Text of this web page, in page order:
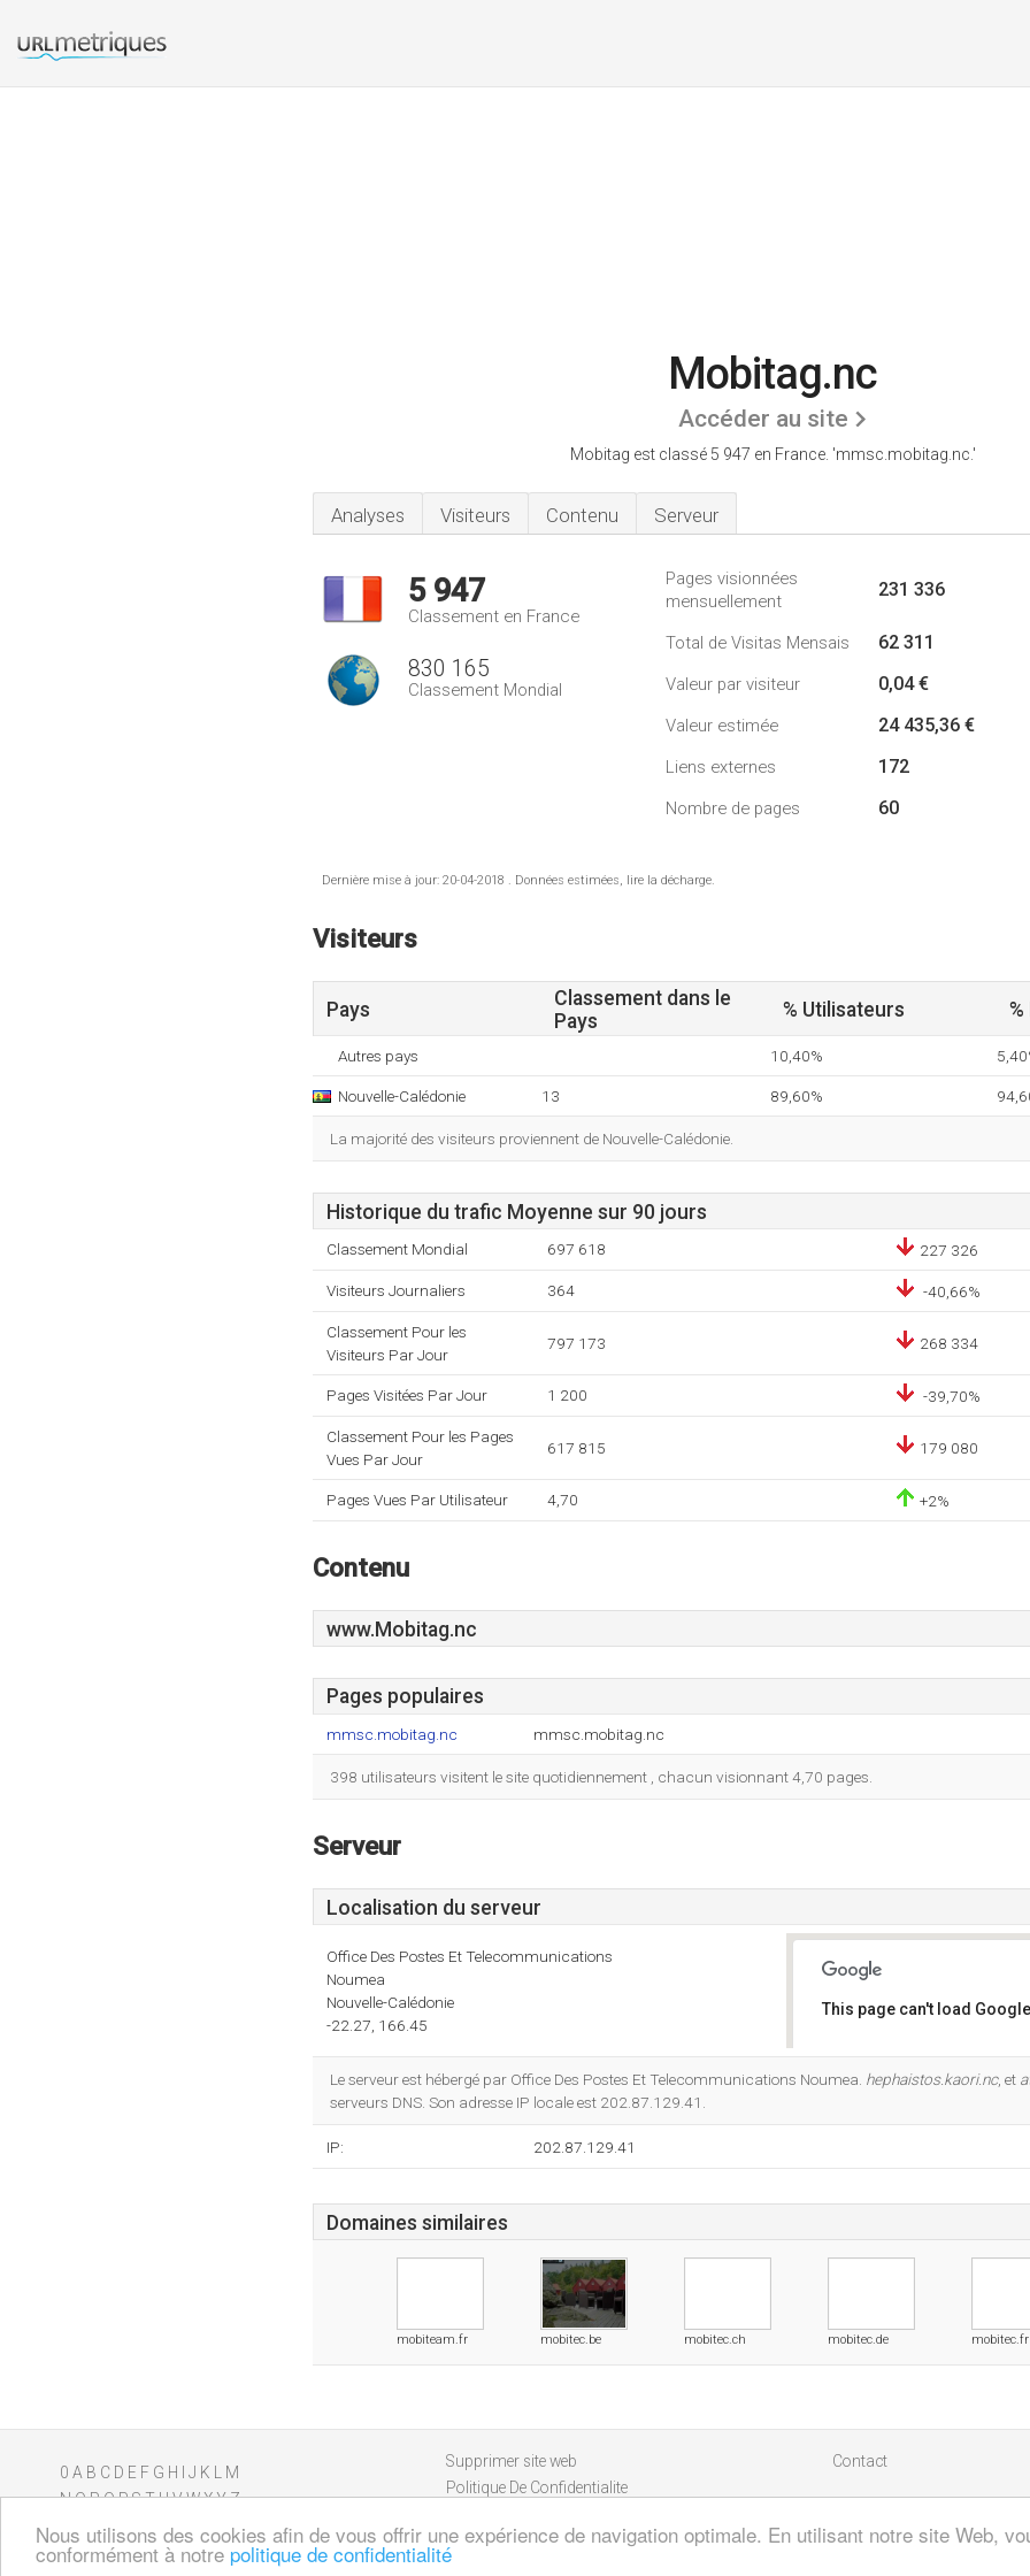
Nous utilisons des cookies afin de vous offrir une expérience de navigation optimale. En utilisant notre site Web,
conformément à notre politique de confidentialité
Mobitag.nc
Accéder au site
Mobitag est classé 5 947 en France. 'mmsc.mobitag.nc.'
Analyses Visiteurs Contenu Serveur
5 947
Classement en France
830 165
Classement Mondial
Pages visionnées
mensuellement
231 336
Total de Visitas Mensais 62 311
Valeur par visiteur 0,04 €
Valeur estimée 24 435,36 €
Liens externes 172
Nombre de pages 60
Dernière mise à jour: 20-04-2018 . Données estimées, lire la décharge.
Visiteurs
Pays
Classement dans le
Pays
% Utilisateurs
Autres pays 10,40%
Nouvelle-Calédonie 13 89,60%
La majorité des visiteurs proviennent de Nouvelle-Calédonie.
Historique du trafic Moyenne sur 90 jours
Classement Mondial 697 618 227 326
Visiteurs Journaliers 364 -40,66%
Classement Pour les
Visiteurs Par Jour
797 173 268 334
Pages Visitées Par Jour 1 200 -39,70%
Classement Pour les Pages
Vues Par Jour
617 815 179 080
Pages Vues Par Utilisateur 4,70 +2%
Contenu
www.Mobitag.nc
Pages populaires
mmsc.mobitag.nc mmsc.mobitag.nc
398 utilisateurs visitent le site quotidiennement , chacun visionnant 4,70 pages.
Serveur
Localisation du serveur
Office Des Postes Et Telecommunications
Noumea
Nouvelle-Calédonie
-22.27, 166.45
This page can't load
Le serveur est hébergé par Office Des Postes Et Telecommunications Noumea. hephaistos.kaori.nc, et
serveurs DNS. Son adresse IP locale est 202.87.129.41.
IP: 202.87.129.41
Domaines similaires
mobiteam.fr mobitec.be mobitec.ch mobitec.de mobitec.fr
0 A B C D E F G H J K
M
NOPQRSTUVWXYZ
Supprimer site web
Politique De Confidentialite
Contact